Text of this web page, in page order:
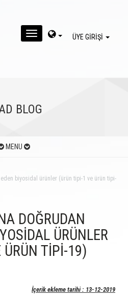
MENU ÜYE GİRİŞİ
BLOG
MENU
biyosidal ürünler (ürün tipi-1 ve ürün tipi-
DOĞRUDAN
ÜRÜNLER
ÜRÜN TİPİ-19)
İçerik ekleme tarihi : 13-12-2019